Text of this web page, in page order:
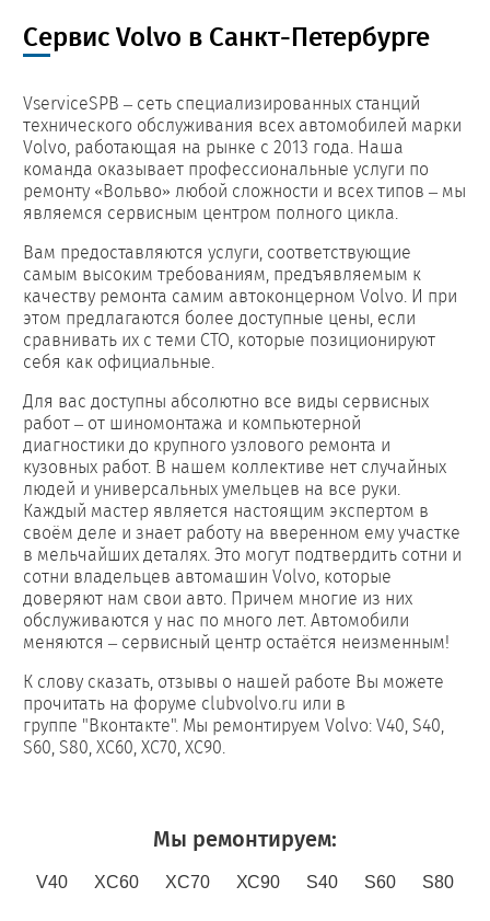
Сервис Volvo в Санкт-Петербурге
VserviceSPB – сеть специализированных станций
технического обслуживания всех автомобилей марки
Volvo, работающая на рынке с 2013 года. Наша
команда оказывает профессиональные услуги по
ремонту «Вольво» любой сложности и всех типов – мы
являемся сервисным центром полного цикла.
Вам предоставляются услуги, соответствующие
самым высоким требованиям, предъявляемым к
качеству ремонта самим автоконцерном Volvo. И при
этом предлагаются более доступные цены, если
сравнивать их с теми СТО, которые позиционируют
себя как официальные.
Для вас доступны абсолютно все виды сервисных
работ – от шиномонтажа и компьютерной
диагностики до крупного узлового ремонта и
кузовных работ. В нашем коллективе нет случайных
людей и универсальных умельцев на все руки.
Каждый мастер является настоящим экспертом в
своём деле и знает работу на вверенном ему участке
в мельчайших деталях. Это могут подтвердить сотни и
сотни владельцев автомашин Volvo, которые
доверяют нам свои авто. Причем многие из них
обслуживаются у нас по много лет. Автомобили
меняются – сервисный центр остаётся неизменным!
К слову сказать, отзывы о нашей работе Вы можете
прочитать на форуме clubvolvo.ru или в
группе "Вконтакте". Мы ремонтируем Volvo: V40, S40,
S60, S80, XC60, XC70, XC90.
Мы ремонтируем:
V40 XC60 XC70 ХС90 S40 S60 S80